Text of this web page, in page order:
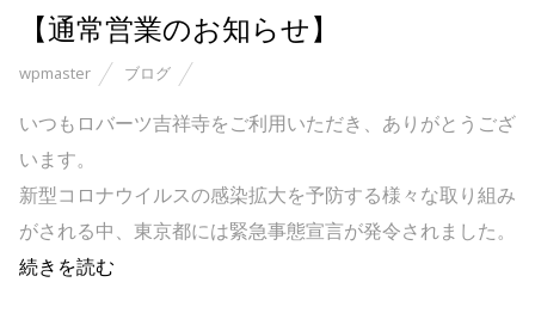
【通常営業のお知らせ】
wpmaster ブログ
いつもロバーツ吉祥寺をご利用いただき、ありがとうござ
います。
新型コロナウイルスの感染拡大を予防する様々な取り組み
がされる中、東京都には緊急事態宣言が発令されました。
続きを読む